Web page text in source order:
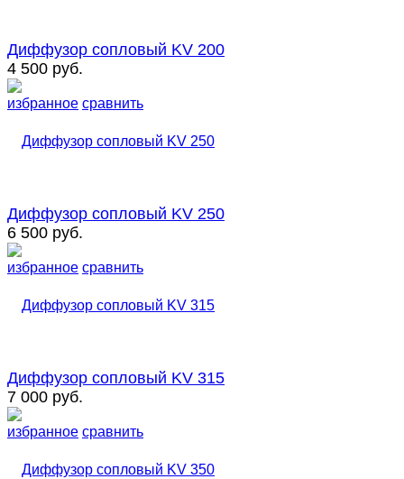
избранное сравнить
Диффузор сопловый KV 200
4 500 руб.
избранное сравнить
Диффузор сопловый KV 250
6 500 руб.
избранное сравнить
Диффузор сопловый KV 315
7 000 руб.